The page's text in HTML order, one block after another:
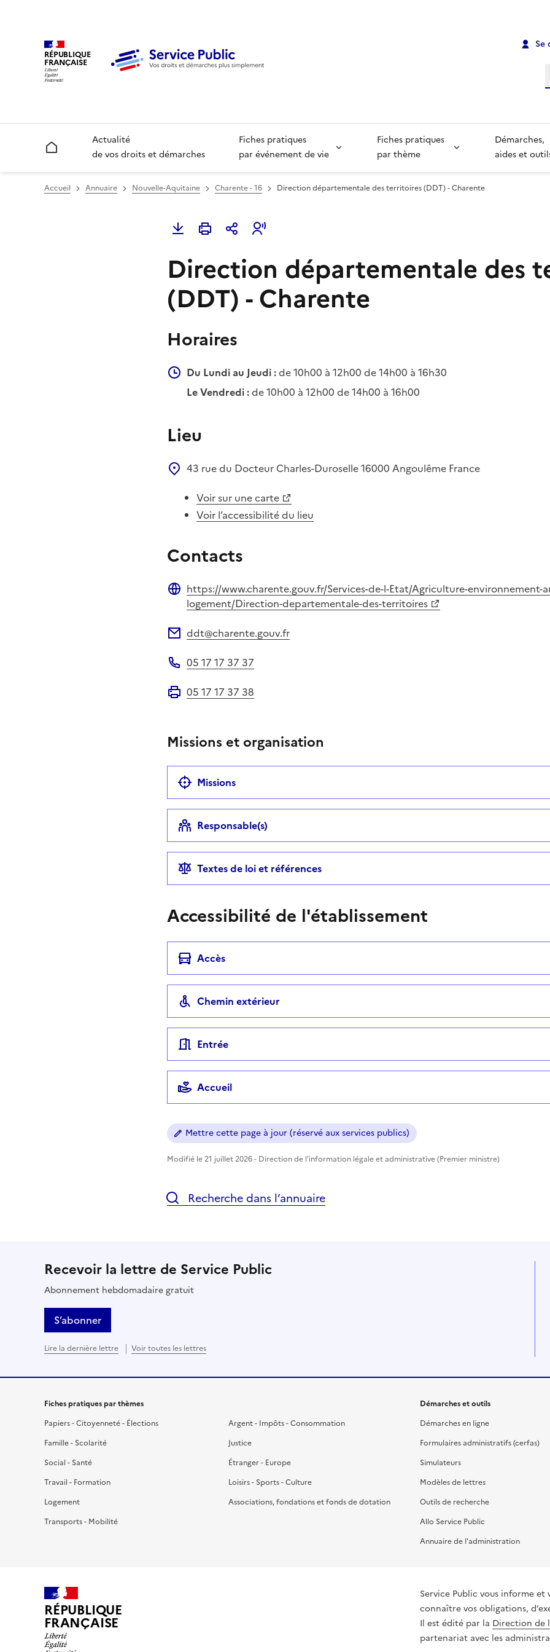
RÉPUBLIQUE
FRANÇAISE
Se
Accueil
Actualité
de vos droits et démarches
Fiches pratiques
par événement de vie
Fiches pratiques
par thème
Démarches,
aides et
Accueil Annuaire Nouvelle-Aquitaine Charente - 16 Direction départementale des territoires (DDT) - Charente
Direction départementale des
(DDT) - Charente
Horaires
Du Lundi au Jeudi :de 10h00 à 12h00 de 14h00 à 16h30
Le Vendredi :de 10h00 à 12h00 de 14h00 à 16h00
Lieu
43 rue du Docteur Charles-Duroselle16000 Angoulême France
Voir sur une carte
Voir l’accessibilité du lieu
Contacts
Site web
https://www.charente.gouv.fr/Services-de-l-Etat/Agriculture-environnement-
logement/Direction-departementale-des-territoires
ddt@charente.gouv.fr
05 17 17 37 37
05 17 17 37 38
Missions et organisation
Missions
Responsable(s)
Textes de loi et références
Accessibilité de l'établissement
Accès
Chemin extérieur
Entrée
Accueil
Mettre cette page à jour (réservé aux services publics)
Modifié le 21 juillet 2026 - Direction de l'information légale et administrative (Premier ministre)
Recherche dans l’annuaire
Recevoir la lettre de Service Public
Abonnement hebdomadaire gratuit
S’abonner
Lire la dernière lettre Voir toutes les lettres
Fiches pratiques par thèmes
Papiers - Citoyenneté - Élections
Famille - Scolarité
Social - Santé
Travail - Formation
Logement
Transports - Mobilité
Argent - Impôts - Consommation
Justice
Étranger - Europe
Loisirs - Sports - Culture
Associations, fondations et fonds de dotation
Démarches et outils
Démarches en ligne
Formulaires administratifs (cerfas)
Simulateurs
Modèles de lettres
Outils de recherche
Allo Service Public
Annuaire de l'administration
RÉPUBLIQUE
FRANÇAISE
Service Public vous informe
connaître vos obligations,
Il est édité par la Direction de
partenariat avec les